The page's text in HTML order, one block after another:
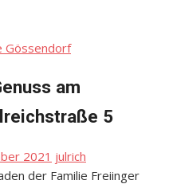
Gössendorf
am
5
2021 Author
julrich
der Familie Freiinger